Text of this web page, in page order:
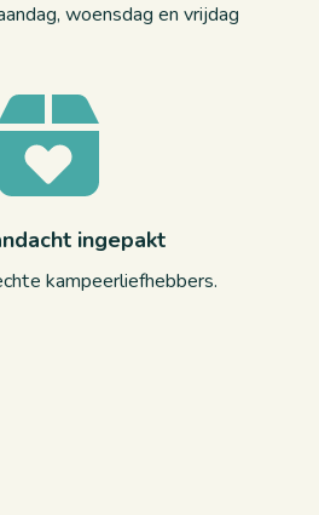
woensdag en vrijdag
ingepakt
kampeerliefhebbers.